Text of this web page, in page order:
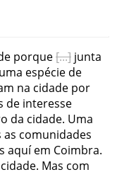
porque
junta
uma espécie de
na cidade por
de interesse
da cidade. Uma
as comunidades
aquí em Coimbra.
cidade. Mas com